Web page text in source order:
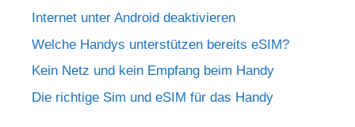
Internet unter Android deaktivieren
Welche Handys unterstützen bereits eSIM?
Kein Netz und kein Empfang beim Handy
Die richtige Sim und eSIM für das Handy